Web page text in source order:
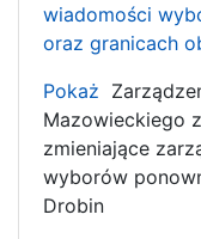
wiadomości
oraz granicach
Pokaż
Mazowieckiego
zmieniające
wyborów
Drobin